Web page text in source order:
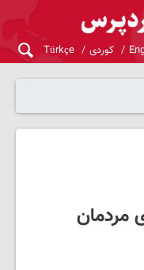
کوردی Türkçe
مردمان